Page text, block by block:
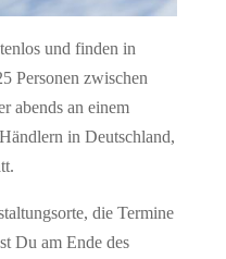
und finden in
Personen zwischen
abends an einem
in Deutschland,
die Termine
Du am Ende des